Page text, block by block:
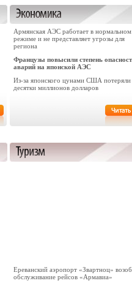
Армянская АЭС работает в нормальном
режиме и не представляет угрозы для
региона
Французы повысили степень
аварий на японской АЭС
Из-за японского цунами США потеряли
десятки миллионов долларов
Ереванский аэропорт «Звартноц»
обслуживание рейсов «Армавиа»